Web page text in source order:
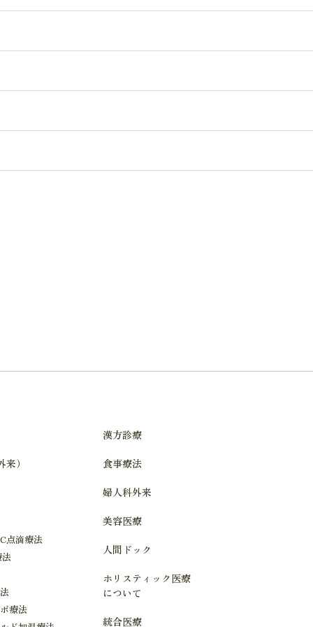
）
点滴療法
療法
漢方診療
食事療法
婦人科外来
美容医療
人間ドック
ホリスティック医療
について
統合医療